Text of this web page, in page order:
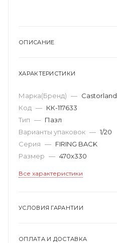
ОПИСАНИЕ
ХАРАКТЕРИСТИКИ
Марка(Бренд) — Castorland
Код — КК-117633
Тип — Пазл
Варианты упаковок — 1/20
Серия — FIRING BACK
Размер — 470х330
Все характеристики
УСЛОВИЯ ГАРАНТИИ
ОПЛАТА И ДОСТАВКА